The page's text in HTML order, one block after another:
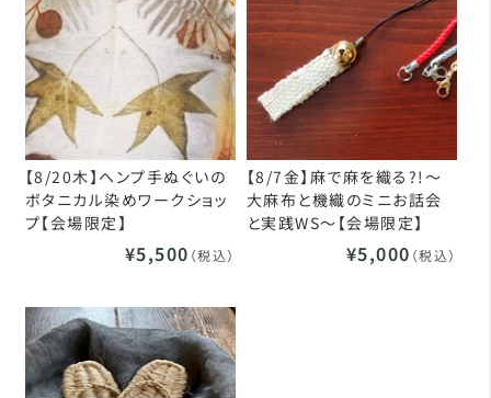
【8/20木】ヘンプ手ぬぐいの
ボタニカル染めワークショッ
プ【会場限定】
¥5,500 （税込）
【8/7金】麻で麻を織る?!～
大麻布と機織のミニお話会
と実践WS～【会場限定】
¥5,000 （税込）